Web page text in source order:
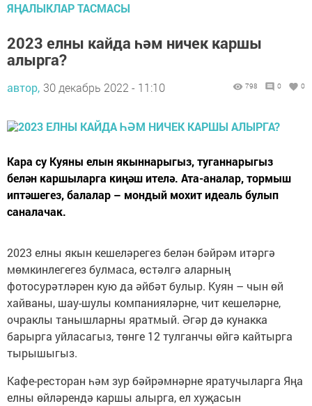
ЯҢАЛЫКЛАР ТАСМАСЫ
2023 елны кайда һәм ничек каршы
алырга?
автор, 30 декабрь 2022 - 11:10 798 0 0
Кара су Куяны елын якыннарыгыз, туганнарыгыз
белән каршыларга киңәш ителә. Ата-аналар, тормыш
иптәшегез, балалар – мондый мохит идеаль булып
саналачак.
2023 елны якын кешеләрегез белән бәйрәм итәргә
мөмкинлегегез булмаса, өстәлгә аларның
фотосурәтләрен кую да әйбәт булыр. Куян – чын өй
хайваны, шау-шулы компанияләрне, чит кешеләрне,
очраклы танышларны яратмый. Әгәр дә кунакка
барырга уйласагыз, төнге 12 тулганчы өйгә кайтырга
тырышыгыз.
Кафе-ресторан һәм зур бәйрәмнәрне яратучыларга Яңа
елны өйләрендә каршы алырга, ел хуҗасын